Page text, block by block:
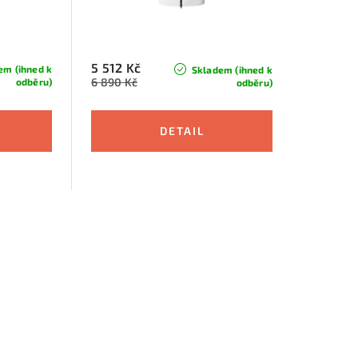
(ihned k
odběru)
Skladem (ihned k
odběru)
5 512 Kč
6 890 Kč